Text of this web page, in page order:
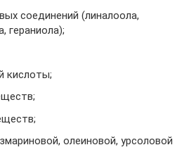
соединений (линалоола,
гераниола);
кислоты;
олеиновой, урсоловой